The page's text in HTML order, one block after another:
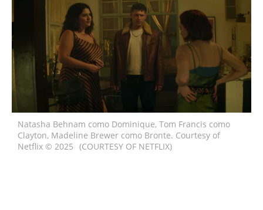
Natasha Behnam como Dominique, Tom Francis como
Clayton, Madeline Brewer como Bronte. Courtesy of
Netflix © 2025 (COURTESY OF NETFLIX)